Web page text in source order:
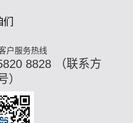
们
户服务热线
8828 （联系方
）